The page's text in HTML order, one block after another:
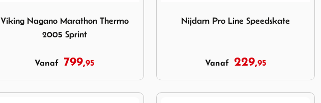
Viking Nagano Marathon Thermo
2005 Sprint
Vanaf 799,95
Nijdam Pro Line Speedskate
Vanaf 229,95